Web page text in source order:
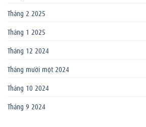
Tháng 2 2025
Tháng 1 2025
Tháng 12 2024
Tháng mười một 2024
Tháng 10 2024
Tháng 9 2024